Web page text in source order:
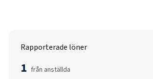
Rapporterade löner
1 från anställda